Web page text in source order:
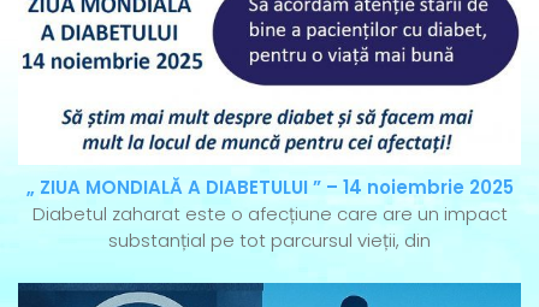
„ ZIUA MONDIALĂ A DIABETULUI ” – 14 noiembrie 2025
Diabetul zaharat este o afecțiune care are un impact
substanțial pe tot parcursul vieții, din